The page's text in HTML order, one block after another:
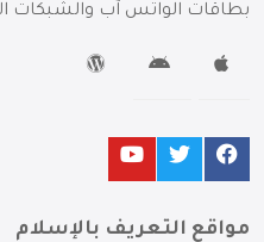
بطاقات الواتس آب والشبكات
مواقع التعريف بالإسلام